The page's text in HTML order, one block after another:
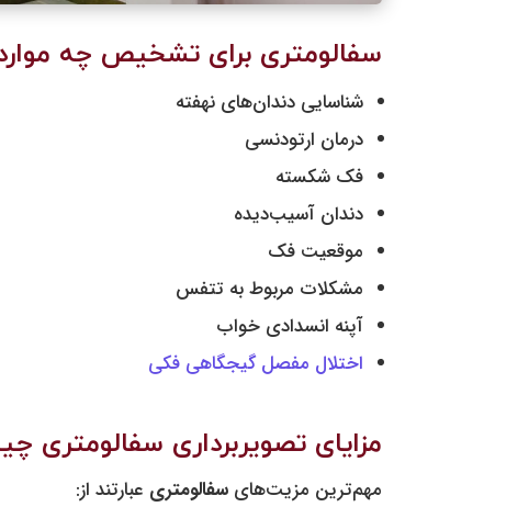
سفالومتری برای تشخیص چه
شناسایی دندان‌های نهفته
درمان ارتودنسی
فک شکسته
دندان آسیب‌دیده
موقعیت فک
مشکلات مربوط به تتفس
آپنه انسدادی خواب
اختلال مفصل گیجگاهی فکی
مزایای تصویربرداری سفالومتری
مهم‌ترین مزیت‌هایسفالومتری عبارتند از: